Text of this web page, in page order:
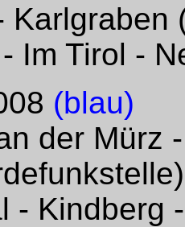
Karlgraben
Im Tirol -
(blau)
der Mürz
- Kindberg